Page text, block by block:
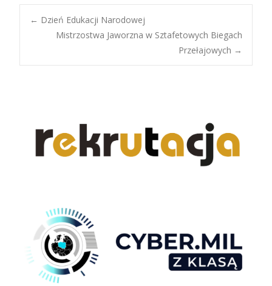
Post
navigation
← Dzień Edukacji Narodowej
Mistrzostwa Jaworzna w Sztafetowych Biegach
Przełajowych →